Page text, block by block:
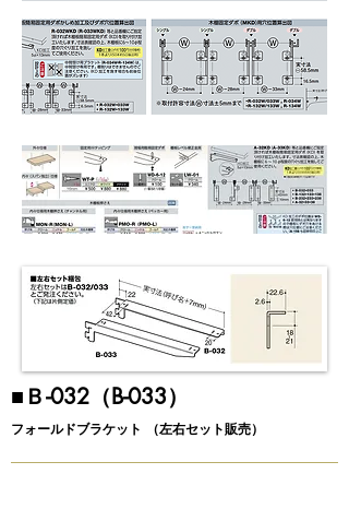
​■Ｂ-032（B-033）
フォールドブラケット （左右セット販売）